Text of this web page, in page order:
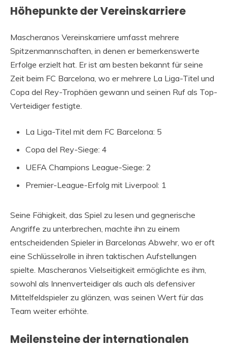
Höhepunkte der Vereinskarriere
Mascheranos Vereinskarriere umfasst mehrere
Spitzenmannschaften, in denen er bemerkenswerte
Erfolge erzielt hat. Er ist am besten bekannt für seine
Zeit beim FC Barcelona, wo er mehrere La Liga-Titel und
Copa del Rey-Trophäen gewann und seinen Ruf als Top-
Verteidiger festigte.
La Liga-Titel mit dem FC Barcelona: 5
Copa del Rey-Siege: 4
UEFA Champions League-Siege: 2
Premier-League-Erfolg mit Liverpool: 1
Seine Fähigkeit, das Spiel zu lesen und gegnerische
Angriffe zu unterbrechen, machte ihn zu einem
entscheidenden Spieler in Barcelonas Abwehr, wo er oft
eine Schlüsselrolle in ihren taktischen Aufstellungen
spielte. Mascheranos Vielseitigkeit ermöglichte es ihm,
sowohl als Innenverteidiger als auch als defensiver
Mittelfeldspieler zu glänzen, was seinen Wert für das
Team weiter erhöhte.
Meilensteine der internationalen